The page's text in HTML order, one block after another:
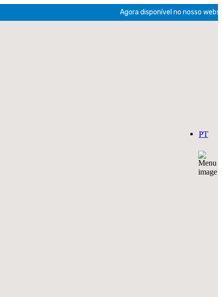
Agora disponível no nosso
PT